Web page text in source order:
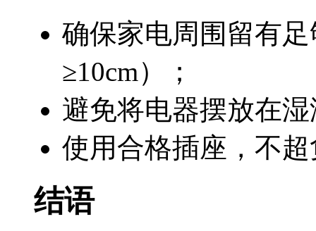
确保家电周围留有
≥10cm）；
避免将电器摆放在
使用合格插座，不
结语